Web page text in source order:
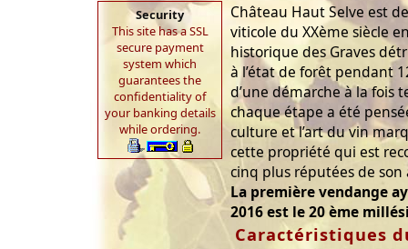
Security
This site has a SSL
secure payment
system which
guarantees the
confidentiality of
your banking details
while ordering.
Château Haut Selve est
viticole du XXème siècle
historique des Graves
à l’état de forêt pendant
d’une démarche à la fois
chaque étape a été
culture et l’art du vin
cette propriété qui est
cinq plus réputées de
La première vendange
2016 est le 20 ème
Caractéristiques